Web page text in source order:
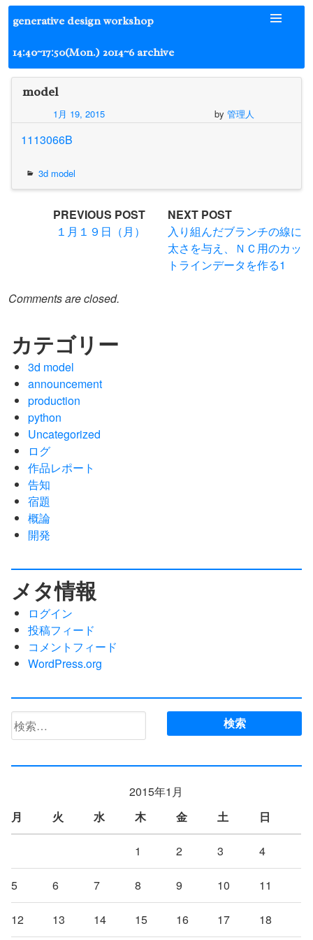
to
content
generative design workshop
14:40~17:50(Mon.) 2014~6 archive
model
1月 19, 2015 by 管理人
1113066B
3d model
navigation
PREVIOUS POST
１月１９日（月）
NEXT POST
入り組んだブランチの線に
太さを与え、ＮＣ用のカッ
トラインデータを作る1
Comments are closed.
カテゴリー
3d model
announcement
production
python
Uncategorized
ログ
作品レポート
告知
宿題
概論
開発
メタ情報
ログイン
投稿フィード
コメントフィード
WordPress.org
検
索:
2015年1月
月
火 水 木 金 土 日
1 2 3 4
5 6 7 8 9 10 11
12 13 14 15 16 17 18